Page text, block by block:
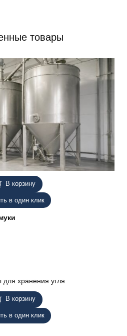
товары
В корзину
в один клик
В корзину
в один клик